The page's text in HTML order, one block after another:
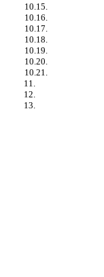
10.15.
10.16.
10.17.
10.18.
10.19.
10.20.
10.21.
11.
12.
13.